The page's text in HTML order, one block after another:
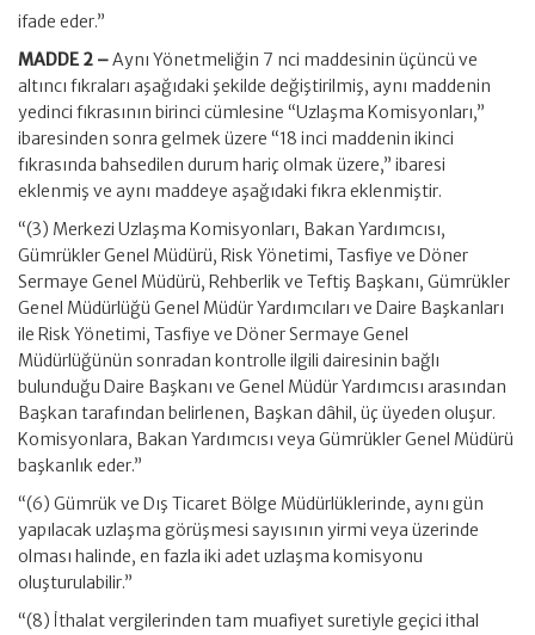
ifade eder.”
MADDE 2 –Aynı Yönetmeliğin 7 nci maddesinin üçüncü ve
altıncı fıkraları aşağıdaki şekilde değiştirilmiş, aynı maddenin
yedinci fıkrasının birinci cümlesine “Uzlaşma Komisyonları,”
ibaresinden sonra gelmek üzere “18 inci maddenin ikinci
fıkrasında bahsedilen durum hariç olmak üzere,” ibaresi
eklenmiş ve aynı maddeye aşağıdaki fıkra eklenmiştir.
“(3) Merkezi Uzlaşma Komisyonları, Bakan Yardımcısı,
Gümrükler Genel Müdürü, Risk Yönetimi, Tasfiye ve Döner
Sermaye Genel Müdürü, Rehberlik ve Teftiş Başkanı, Gümrükler
Genel Müdürlüğü Genel Müdür Yardımcıları ve Daire Başkanları
ile Risk Yönetimi, Tasfiye ve Döner Sermaye Genel
Müdürlüğünün sonradan kontrolle ilgili dairesinin bağlı
bulunduğu Daire Başkanı ve Genel Müdür Yardımcısı arasından
Başkan tarafından belirlenen, Başkan dâhil, üç üyeden oluşur.
Komisyonlara, Bakan Yardımcısı veya Gümrükler Genel Müdürü
başkanlık eder.”
“(6) Gümrük ve Dış Ticaret Bölge Müdürlüklerinde, aynı gün
yapılacak uzlaşma görüşmesi sayısının yirmi veya üzerinde
olması halinde, en fazla iki adet uzlaşma komisyonu
oluşturulabilir.”
“(8) İthalat vergilerinden tam muafiyet suretiyle geçici ithal